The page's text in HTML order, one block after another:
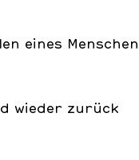
eines
wieder zurück